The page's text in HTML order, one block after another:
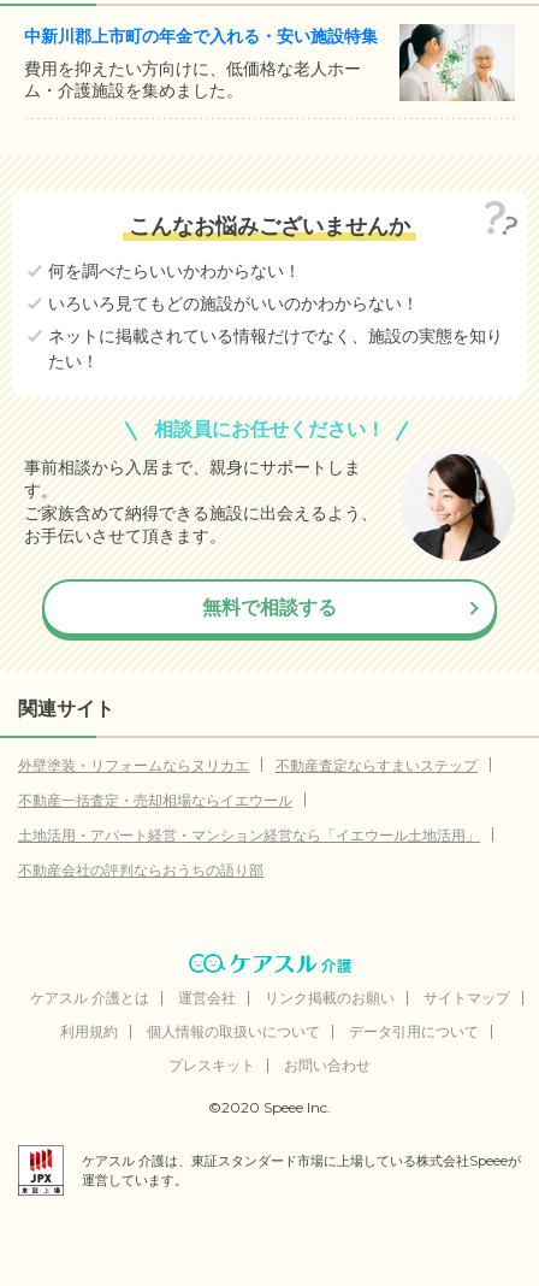
中新川郡上市町の年金で入れる・安い施設特集
費用を抑えたい方向けに、低価格な老人ホー
ム・介護施設を集めました。
こんなお悩みございませんか
何を調べたらいいかわからない！
いろいろ見てもどの施設がいいのかわからない！
ネットに掲載されている情報だけでなく、施設の実態を知り
たい！
相談員にお任せください！
事前相談から入居まで、親身にサポートしま
す。
ご家族含めて納得できる施設に出会えるよう、
お手伝いさせて頂きます。
無料で相談する
関連サイト
外壁塗装・リフォームならヌリカエ
不動産査定ならすまいステップ
不動産一括査定・売却相場ならイエウール
土地活用・アパート経営・マンション経営なら「イエウール土地活用」
不動産会社の評判ならおうちの語り部
ケアスル 介護とは 運営会社 リンク掲載のお願い
サイトマップ
利用規約
個人情報の取扱いについて
データ引用について
プレスキット
お問い合わせ
©2020 Speee Inc.
ケアスル 介護は、東証スタンダード市場に上場している株式会社Speeeが
運営しています。